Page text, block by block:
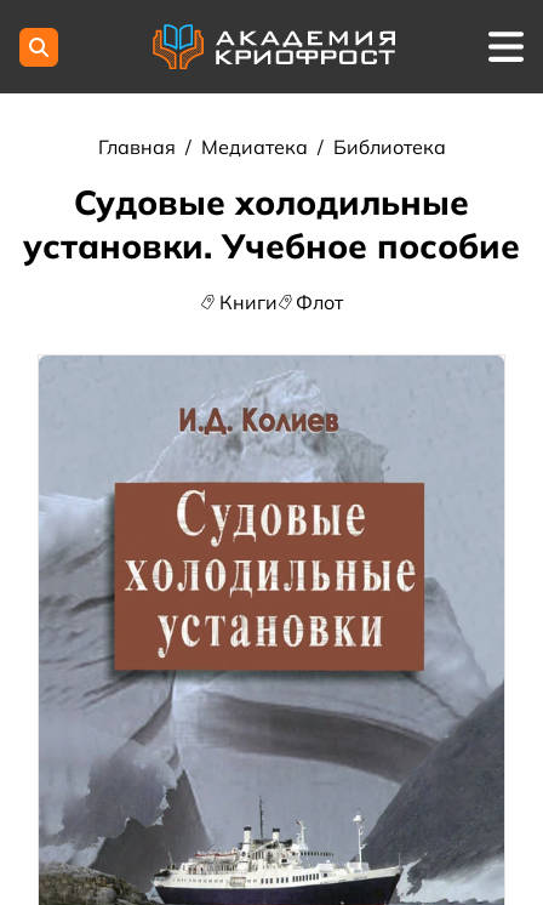
Главная / Медиатека / Библиотека
Судовые холодильные
установки. Учебное пособие
Книги Флот